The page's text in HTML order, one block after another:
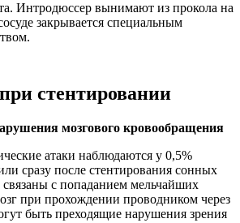
Интродюссер вынимают из прокола на
закрывается специальным
стентировании
мозгового кровообращения
атаки наблюдаются у 0,5%
сразу после стентирования сонных
с попаданием мельчайших
при прохождении проводником через
быть преходящие нарушения зрения